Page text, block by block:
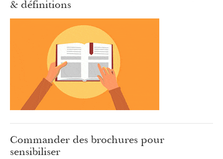
& définitions
Commander des brochures pour
sensibiliser